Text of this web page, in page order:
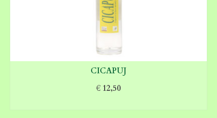
CICAPUJ
€ 12,50